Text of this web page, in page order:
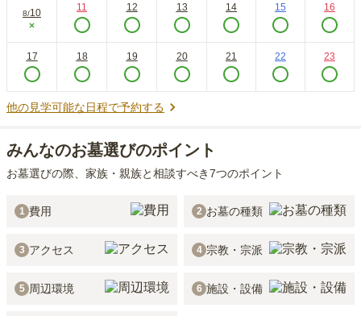
8/10
×
11 12 13 14 15 16
17 18 19 20 21 22 23
他の見学可能な日程で予約する
みんなのお墓選びのポイント
お墓選びの際、家族・親族と相談すべき7つのポイント
1 費用 2 お墓の種類
3 アクセス 4 宗教・宗派
5 周辺環境 6 施設・設備